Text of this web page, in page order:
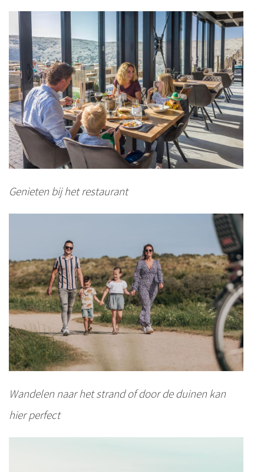
Genieten bij het restaurant
Wandelen naar het strand of door de duinen kan
hier perfect